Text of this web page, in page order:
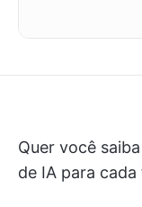
Quer você
de IA para